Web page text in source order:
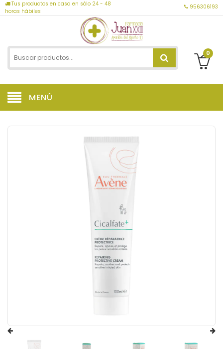
Tus productos en casa en sólo 24 - 48
horas hábiles
956306193
0
MENÚ